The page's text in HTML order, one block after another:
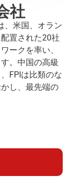
社
、米国、オラン
置された20社
ークを率い、
。中国の高級
FPIは比類のな
し、最先端の